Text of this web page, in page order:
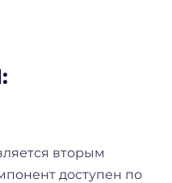
вторым
доступен по